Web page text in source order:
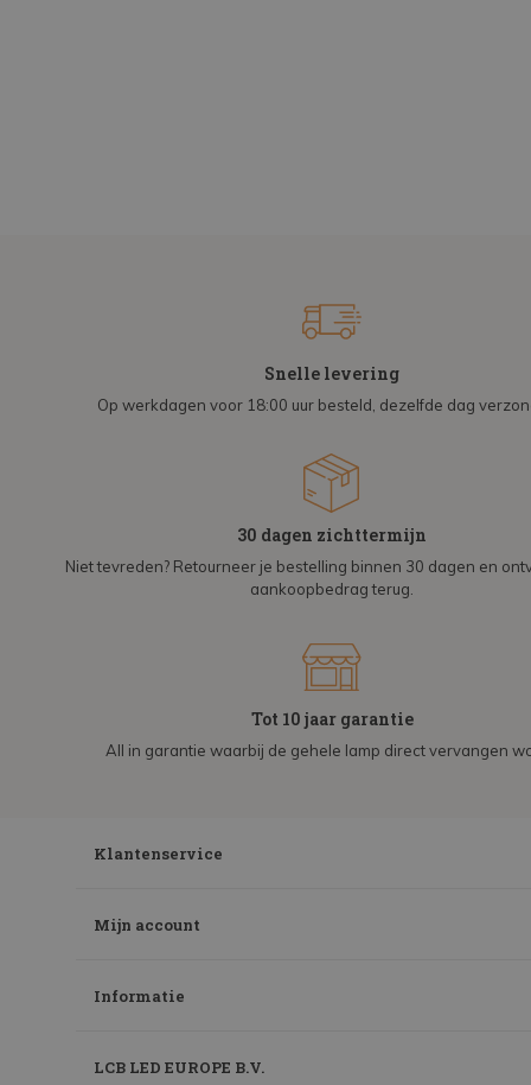
Snelle levering
Op werkdagen voor 18:00 uur besteld, dezelfde dag
30 dagen zichttermijn
Niet tevreden? Retourneer je bestelling binnen 30 dagen en
aankoopbedrag terug.
Tot 10 jaar garantie
All in garantie waarbij de gehele lamp direct vervangen
Klantenservice
Mijn account
Informatie
LCB LED EUROPE B.V.